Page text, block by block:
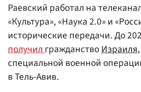
Раевский работал на
«Культура», «Наука 2.0» и
исторические передачи. До
получил гражданствоИзраиля
специальной военной
в Тель-Авив.